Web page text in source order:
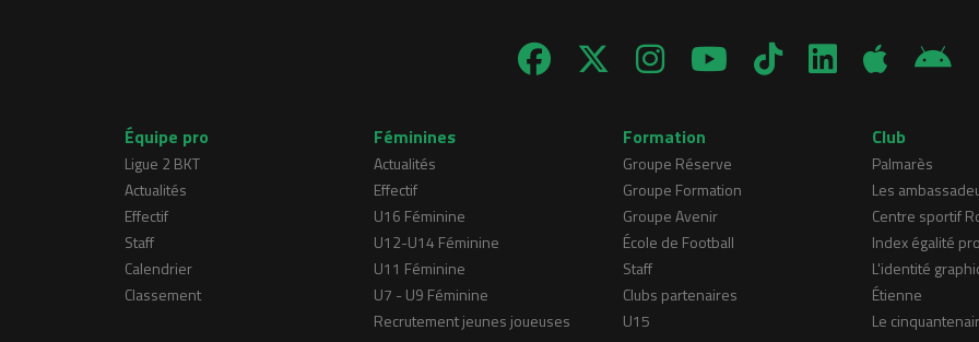
Équipe pro
Ligue 2 BKT
Actualités
Effectif
Staff
Calendrier
Classement
Féminines
Actualités
Effectif
U16 Féminine
U12-U14 Féminine
U11 Féminine
U7 - U9 Féminine
Recrutement jeunes joueuses
Formation
Groupe Réserve
Groupe Formation
Groupe Avenir
École de Football
Staff
Clubs partenaires
U15
Club
Palmarès
Les
Centre sportif
Index égalité
L'identité
Étienne
Le